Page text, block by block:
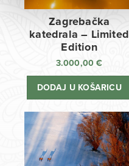
Zagrebačka
katedrala – Limited
Edition
3.000,00€
DODAJ U KOŠARICU